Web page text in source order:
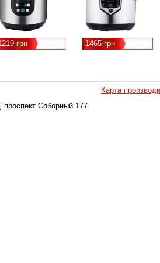
грн 1465 грн
Карта
проспект Соборный 177